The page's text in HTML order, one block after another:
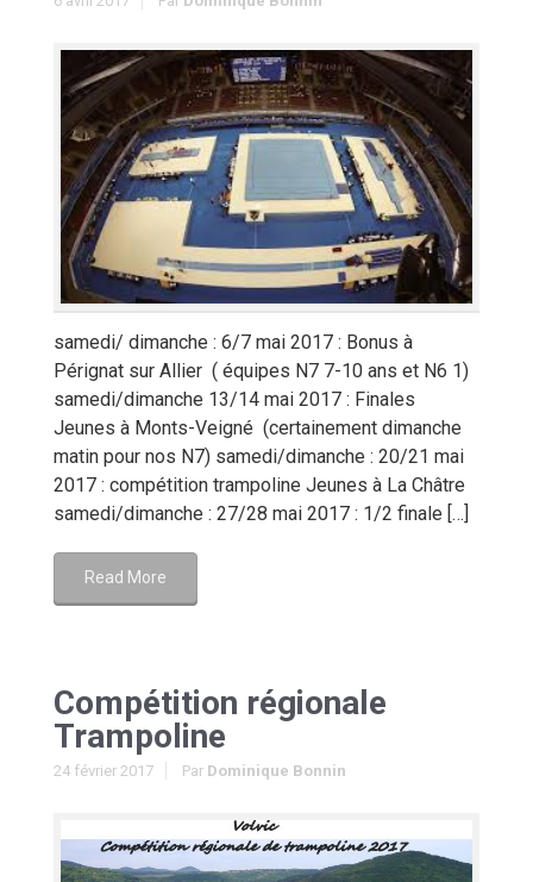
samedi/ dimanche : 6/7 mai 2017 : Bonus à
Pérignat sur Allier ( équipes N7 7-10 ans et N6 1)
samedi/dimanche 13/14 mai 2017 : Finales
Jeunes à Monts-Veigné (certainement dimanche
matin pour nos N7) samedi/dimanche : 20/21 mai
2017 : compétition trampoline Jeunes à La Châtre
samedi/dimanche : 27/28 mai 2017 : 1/2 finale […]
Read More
Compétition régionale
Trampoline
24 février 2017 Par Dominique Bonnin